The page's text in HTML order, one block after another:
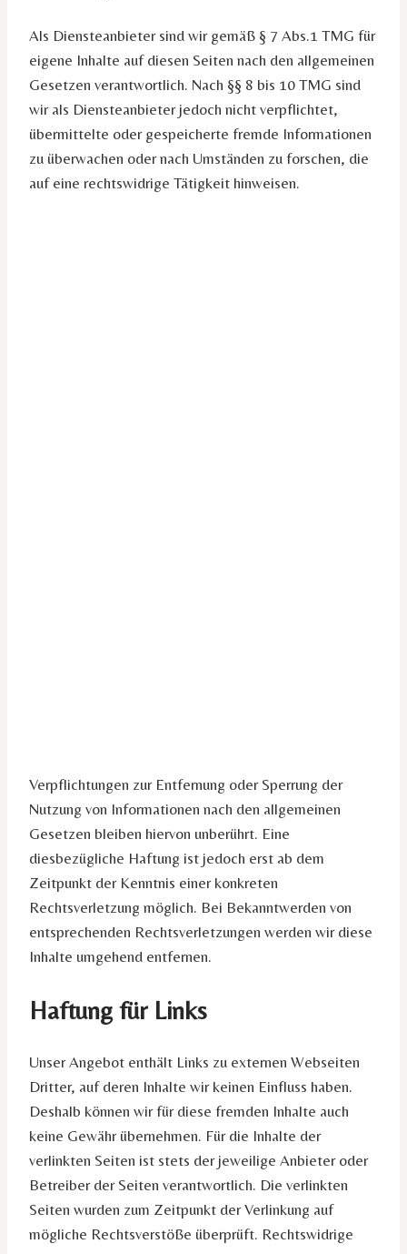
Als Diensteanbieter sind wir gemäß § 7 Abs.1 TMG für
eigene Inhalte auf diesen Seiten nach den allgemeinen
Gesetzen verantwortlich. Nach §§ 8 bis 10 TMG sind
wir als Diensteanbieter jedoch nicht verpflichtet,
übermittelte oder gespeicherte fremde Informationen
zu überwachen oder nach Umständen zu forschen, die
auf eine rechtswidrige Tätigkeit hinweisen.
Verpflichtungen zur Entfernung oder Sperrung der
Nutzung von Informationen nach den allgemeinen
Gesetzen bleiben hiervon unberührt. Eine
diesbezügliche Haftung ist jedoch erst ab dem
Zeitpunkt der Kenntnis einer konkreten
Rechtsverletzung möglich. Bei Bekanntwerden von
entsprechenden Rechtsverletzungen werden wir diese
Inhalte umgehend entfernen.
Haftung für Links
Unser Angebot enthält Links zu externen Webseiten
Dritter, auf deren Inhalte wir keinen Einfluss haben.
Deshalb können wir für diese fremden Inhalte auch
keine Gewähr übernehmen. Für die Inhalte der
verlinkten Seiten ist stets der jeweilige Anbieter oder
Betreiber der Seiten verantwortlich. Die verlinkten
Seiten wurden zum Zeitpunkt der Verlinkung auf
mögliche Rechtsverstöße überprüft. Rechtswidrige